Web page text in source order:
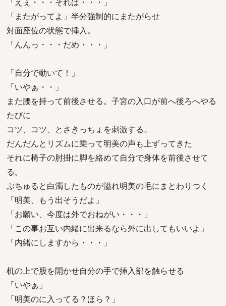
「またがってよ」半分強制的にまたがらせ
対面座位の状態で挿入。
「んんっ・・・だめ・・・」
「自分で動いて！」
「いやぁ・・」
また腰を持って前後させる。子宮の入口が前へ後ろへやる
たびに
コツ、コツ、とさきっちょを刺激する。
だんだんとリズムに乗って明美の声も上ずってきた
それに椅子の肘掛に脚を絡めて自分で身体を前後させて
る。
ぶちゅると白濁したものが溢れ明美の毛にまとわりつく
「明美、もう出そうだよ」
「お願い、今度は外でおねがい・・・」
「この事お互い内緒に出来るなら外に出してもいいよ」
「内緒にしますから・・・」
机の上で股を開かせ自分の手で挿入部を触らせる
「いやぁ」
「明美のに入ってる？ほら？」